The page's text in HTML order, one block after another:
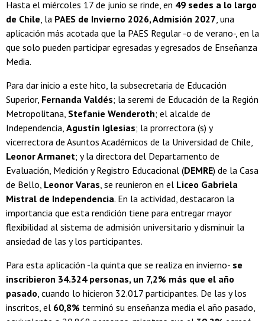
Hasta el miércoles 17 de junio se rinde, en 49 sedes a lo largo
de Chile, la PAES de Invierno 2026, Admisión 2027, una
aplicación más acotada que la PAES Regular -o de verano-, en la
que solo pueden participar egresadas y egresados de Enseñanza
Media.
Para dar inicio a este hito, la subsecretaria de Educación
Superior, Fernanda Valdés; la seremi de Educación de la Región
Metropolitana, Stefanie Wenderoth; el alcalde de
Independencia, Agustín Iglesias; la prorrectora (s) y
vicerrectora de Asuntos Académicos de la Universidad de Chile,
Leonor Armanet; y la directora del Departamento de
Evaluación, Medición y Registro Educacional (DEMRE) de la Casa
de Bello, Leonor Varas, se reunieron en el Liceo Gabriela
Mistral de Independencia. En la actividad, destacaron la
importancia que esta rendición tiene para entregar mayor
flexibilidad al sistema de admisión universitario y disminuir la
ansiedad de las y los participantes.
Para esta aplicación -la quinta que se realiza en invierno- se
inscribieron 34.324 personas, un 7,2% más que el año
pasado, cuando lo hicieron 32.017 participantes. De las y los
inscritos, el 60,8% terminó su enseñanza media el año pasado,